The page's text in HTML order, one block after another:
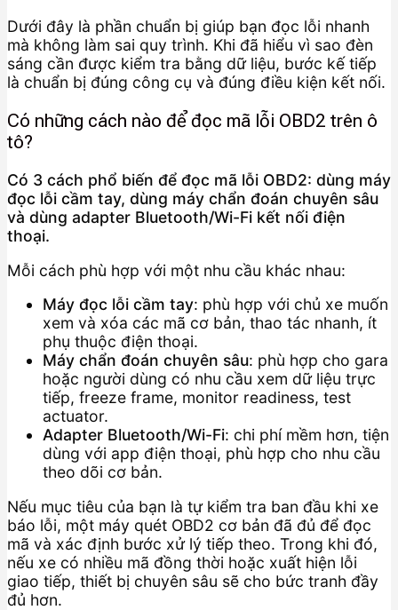
Dưới đây là phần chuẩn bị giúp bạn đọc lỗi nhanh
mà không làm sai quy trình. Khi đã hiểu vì sao đèn
sáng cần được kiểm tra bằng dữ liệu, bước kế tiếp
là chuẩn bị đúng công cụ và đúng điều kiện kết nối.
Có những cách nào để đọc mã lỗi OBD2 trên ô
tô?
Có 3 cách phổ biến để đọc mã lỗi OBD2: dùng máy
đọc lỗi cầm tay, dùng máy chẩn đoán chuyên sâu
và dùng adapter Bluetooth/Wi-Fi kết nối điện
thoại.
Mỗi cách phù hợp với một nhu cầu khác nhau:
Máy đọc lỗi cầm tay: phù hợp với chủ xe muốn
xem và xóa các mã cơ bản, thao tác nhanh, ít
phụ thuộc điện thoại.
Máy chẩn đoán chuyên sâu: phù hợp cho gara
hoặc người dùng có nhu cầu xem dữ liệu trực
tiếp, freeze frame, monitor readiness, test
actuator.
Adapter Bluetooth/Wi-Fi: chi phí mềm hơn, tiện
dùng với app điện thoại, phù hợp cho nhu cầu
theo dõi cơ bản.
Nếu mục tiêu của bạn là tự kiểm tra ban đầu khi xe
báo lỗi, một máy quét OBD2 cơ bản đã đủ để đọc
mã và xác định bước xử lý tiếp theo. Trong khi đó,
nếu xe có nhiều mã đồng thời hoặc xuất hiện lỗi
giao tiếp, thiết bị chuyên sâu sẽ cho bức tranh đầy
đủ hơn.